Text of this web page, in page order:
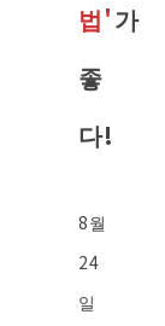
법'가
좋
다!
8월
24
일